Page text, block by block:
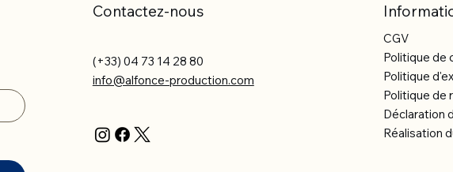
Contactez-nous
(+33) 04 73 14 28 80
info@alfonce-production.com
CGV
Politique de
Politique
Politique de
Déclaration
Réalisation